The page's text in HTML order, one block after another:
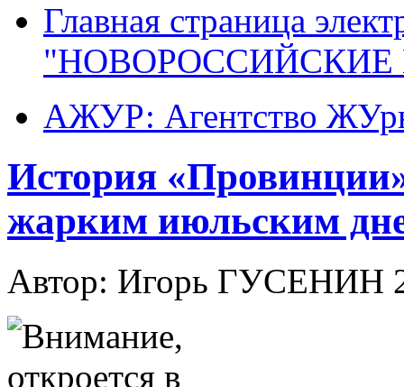
Главная страница
"НОВОРОССИЙСКИЕ
АЖУР: Агентство
История
жарким июльским
Автор: Игорь ГУСЕНИН